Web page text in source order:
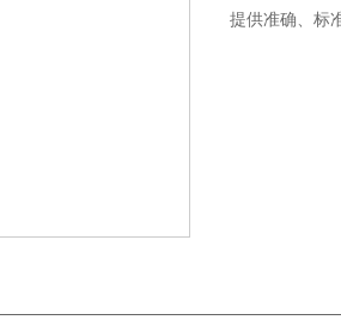
提供准确、标